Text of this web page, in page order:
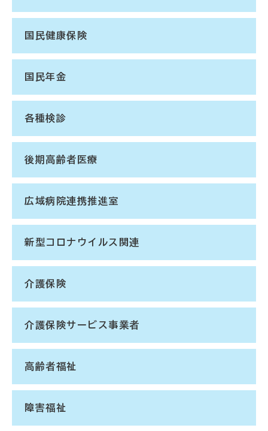
国民健康保険
国民年金
各種検診
後期高齢者医療
広域病院連携推進室
新型コロナウイルス関連
介護保険
介護保険サービス事業者
高齢者福祉
障害福祉